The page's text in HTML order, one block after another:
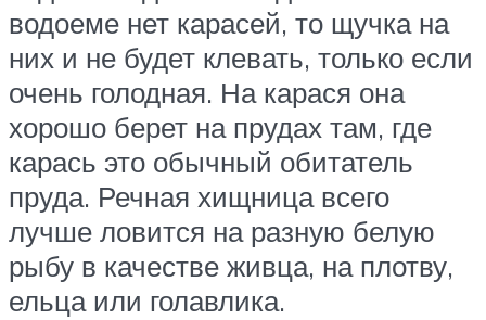
водоеме нет карасей, то щучка на
них и не будет клевать, только если
очень голодная. На карася она
хорошо берет на прудах там, где
карась это обычный обитатель
пруда. Речная хищница всего
лучше ловится на разную белую
рыбу в качестве живца, на плотву,
ельца или голавлика.